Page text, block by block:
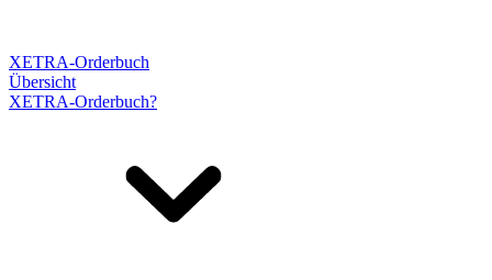
XETRA-Orderbuch
Übersicht
XETRA-Orderbuch?